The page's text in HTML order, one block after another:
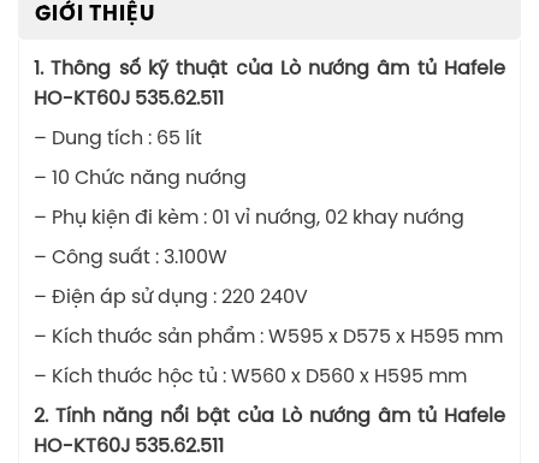
GIỚI THIỆU
1. Thông số kỹ thuật của Lò nướng âm tủ Hafele
HO-KT60J 535.62.511
– Dung tích : 65 lít
– 10 Chức năng nướng
– Phụ kiện đi kèm : 01 vỉ nướng, 02 khay nướng
– Công suất : 3.100W
– Điện áp sử dụng : 220 240V
– Kích thước sản phẩm : W595 x D575 x H595 mm
– Kích thước hộc tủ : W560 x D560 x H595 mm
2. Tính năng nổi bật của Lò nướng âm tủ Hafele
HO-KT60J 535.62.511